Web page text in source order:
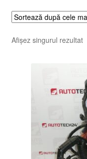
Afișez singurul rezultat